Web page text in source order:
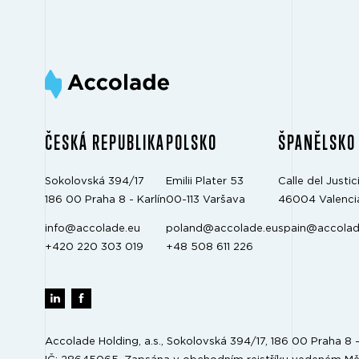
ČESKÁ REPUBLIKA
Sokolovská 394/17
186 00 Praha 8 - Karlín
info@accolade.eu
+420 220 303 019
POLSKO
Emilii Plater 53
00-113 Varšava
poland@accolade.eu
+48 508 611 226
ŠPANĚLSKO
Calle del
46004
Accolade Holding, a.s., Sokolovská 394/17, 186 00 Praha 8